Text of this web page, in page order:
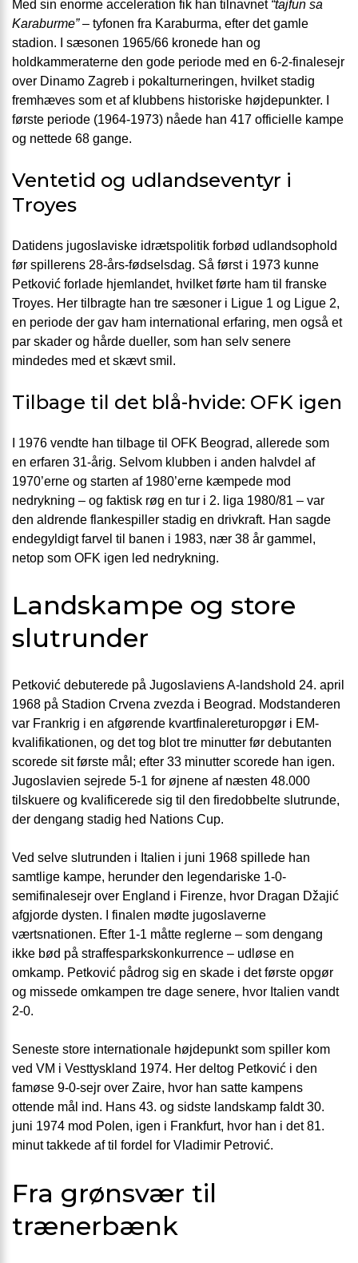
Med sin enorme acceleration fik han tilnavnet “tajfun sa
Karaburme”– tyfonen fra Karaburma, efter det gamle
stadion. I sæsonen 1965/66 kronede han og
holdkammeraterne den gode periode med en 6-2-finalesejr
over Dinamo Zagreb i pokalturneringen, hvilket stadig
fremhæves som et af klubbens historiske højdepunkter. I
første periode (1964-1973) nåede han 417 officielle kampe
og nettede 68 gange.
Ventetid og udlandseventyr i
Troyes
Datidens jugoslaviske idrætspolitik forbød udlandsophold
før spillerens 28-års-fødselsdag. Så først i 1973 kunne
Petković forlade hjemlandet, hvilket førte ham til franske
Troyes. Her tilbragte han tre sæsoner i Ligue 1 og Ligue 2,
en periode der gav ham international erfaring, men også et
par skader og hårde dueller, som han selv senere
mindedes med et skævt smil.
Tilbage til det blå-hvide: OFK igen
I 1976 vendte han tilbage til OFK Beograd, allerede som
en erfaren 31-årig. Selvom klubben i anden halvdel af
1970’erne og starten af 1980’erne kæmpede mod
nedrykning – og faktisk røg en tur i 2. liga 1980/81 – var
den aldrende flankespiller stadig en drivkraft. Han sagde
endegyldigt farvel til banen i 1983, nær 38 år gammel,
netop som OFK igen led nedrykning.
Landskampe og store
slutrunder
Petković debuterede på Jugoslaviens A-landshold 24. april
1968 på Stadion Crvena zvezda i Beograd. Modstanderen
var Frankrig i en afgørende kvartfinalereturopgør i EM-
kvalifikationen, og det tog blot tre minutter før debutanten
scorede sit første mål; efter 33 minutter scorede han igen.
Jugoslavien sejrede 5-1 for øjnene af næsten 48.000
tilskuere og kvalificerede sig til den firedobbelte slutrunde,
der dengang stadig hed Nations Cup.
Ved selve slutrunden i Italien i juni 1968 spillede han
samtlige kampe, herunder den legendariske 1-0-
semifinalesejr over England i Firenze, hvor Dragan Džajić
afgjorde dysten. I finalen mødte jugoslaverne
værtsnationen. Efter 1-1 måtte reglerne – som dengang
ikke bød på straffesparkskonkurrence – udløse en
omkamp. Petković pådrog sig en skade i det første opgør
og missede omkampen tre dage senere, hvor Italien vandt
2-0.
Seneste store internationale højdepunkt som spiller kom
ved VM i Vesttyskland 1974. Her deltog Petković i den
famøse 9-0-sejr over Zaire, hvor han satte kampens
ottende mål ind. Hans 43. og sidste landskamp faldt 30.
juni 1974 mod Polen, igen i Frankfurt, hvor han i det 81.
minut takkede af til fordel for Vladimir Petrović.
Fra grønsvær til
trænerbænk